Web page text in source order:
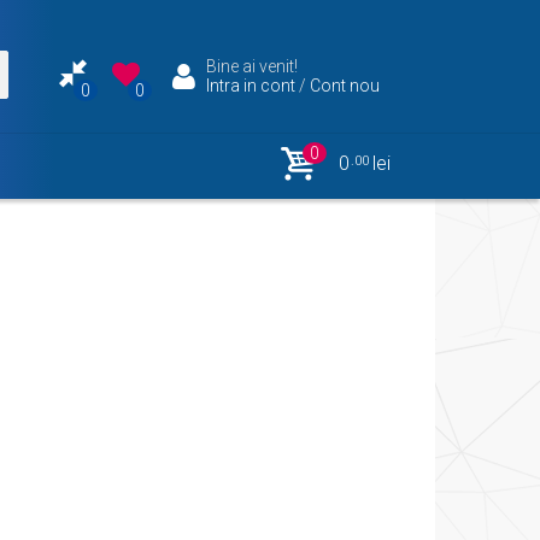
0 0
Bine ai venit!
Intra in cont/ Cont nou
0 0 .00lei